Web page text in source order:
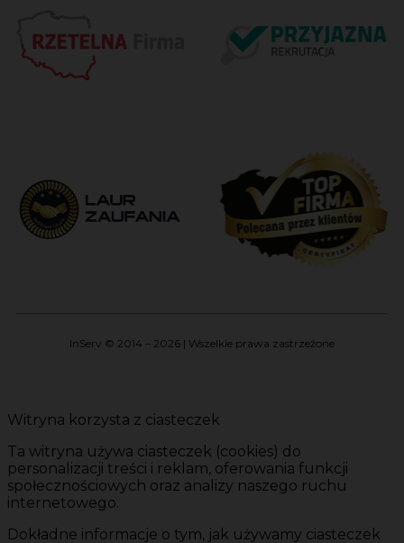
InServ © 2014 – 2026 | Wszelkie prawa zastrzeżone
Witryna korzysta z ciasteczek
Ta witryna używa ciasteczek (cookies) do
personalizacji treści i reklam, oferowania funkcji
społecznościowych oraz analizy naszego ruchu
internetowego.
Dokładne informacje o tym, jak używamy ciasteczek